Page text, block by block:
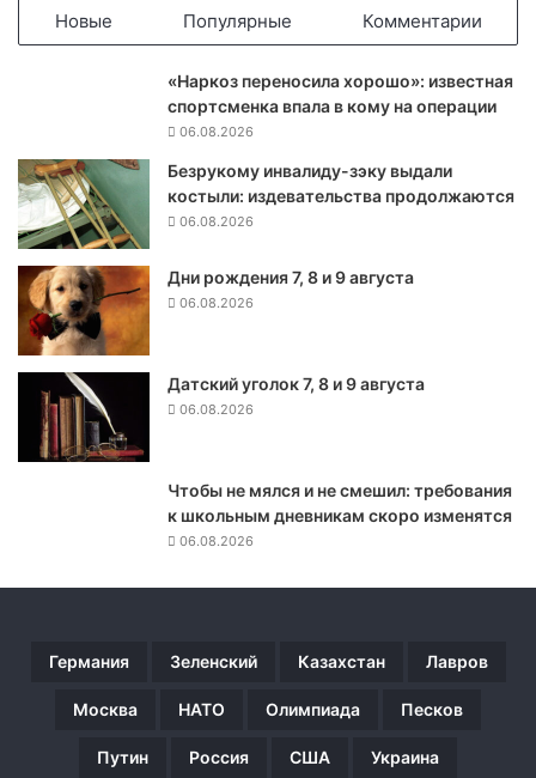
м
о
б
р
у
ш
а
ж
Новые Популярные Комментарии
«Наркоз переносила хорошо»: известная
спортсменка впала в кому на операции
06.08.2026
Безрукому инвалиду-зэку выдали
костыли: издевательства продолжаются
06.08.2026
Дни рождения 7, 8 и 9 августа
06.08.2026
Датский уголок 7, 8 и 9 августа
06.08.2026
Чтобы не мялся и не смешил: требования
к школьным дневникам скоро изменятся
06.08.2026
Германия Зеленский Казахстан Лавров
Москва НАТО Олимпиада Песков
Путин Россия США Украина